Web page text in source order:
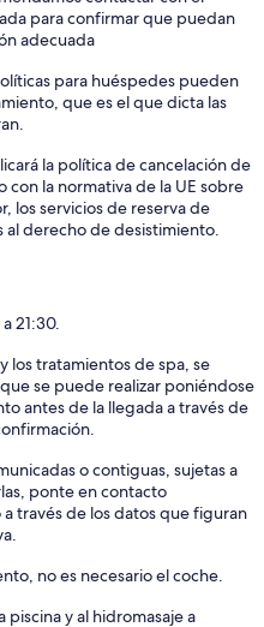
para confirmar que puedan
adecuada
para huéspedes pueden
que es el que dicta las
la política de cancelación de
la normativa de la UE sobre
los servicios de reserva de
al derecho de desistimiento.
21:30.
los tratamientos de spa, se
se puede realizar poniéndose
antes de la llegada a través de
o contiguas, sujetas a
ponte en contacto
través de los datos que figuran
no es necesario el coche.
piscina y al hidromasaje a